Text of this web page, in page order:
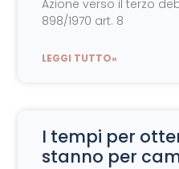
Azione verso il terzo
898/1970 art. 8
LEGGI TUTTO»
I tempi per
stanno per